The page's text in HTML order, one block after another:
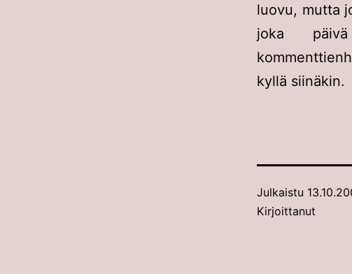
luovu, mutta
joka
kyllä siinäkin.
Julkaistu
Kirjoittanut